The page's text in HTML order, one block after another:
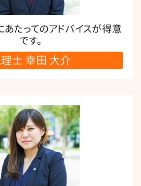
たってのアドバイスが得意
です。
士 幸田 大介